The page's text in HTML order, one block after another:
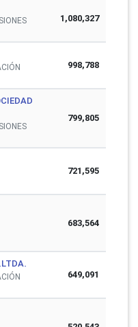
1,080,327
998,788
799,805
721,595
683,564
649,091